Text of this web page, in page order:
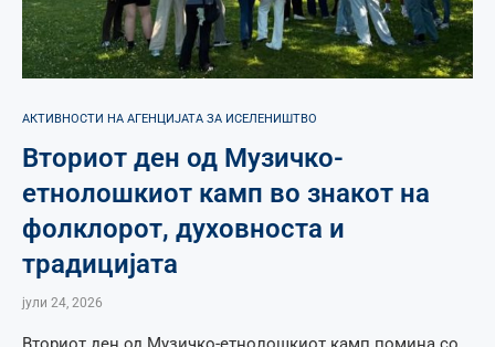
АКТИВНОСТИ НА АГЕНЦИЈАТА ЗА ИСЕЛЕНИШТВО
Вториот ден од Музичко-
етнолошкиот камп во знакот на
фолклорот, духовноста и
традицијата
јули 24, 2026